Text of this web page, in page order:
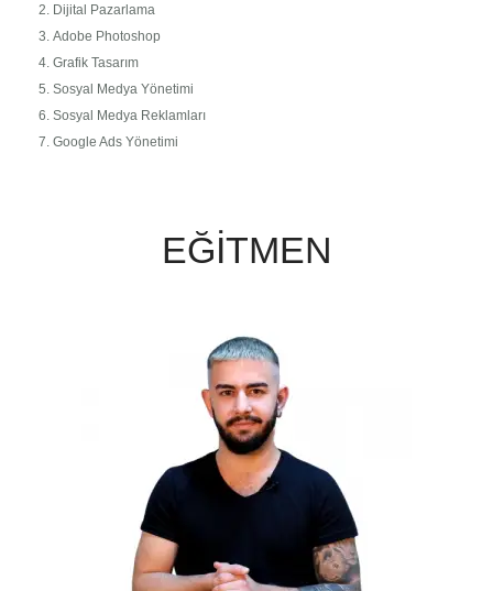
Dijital Pazarlama
Adobe Photoshop
Grafik Tasarım
Sosyal Medya Yönetimi
Sosyal Medya Reklamları
Google Ads Yönetimi
EĞİTMEN